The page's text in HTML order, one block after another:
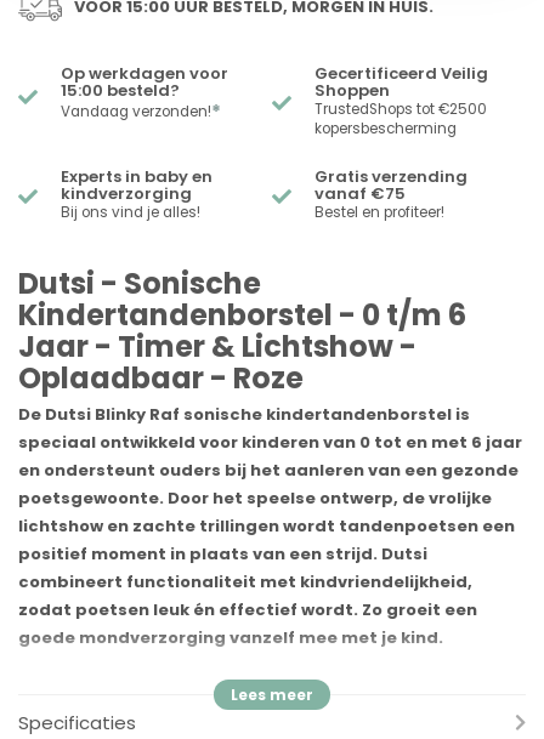
VOOR 15:00 UUR BESTELD, MORGEN IN HUIS.
Op werkdagen voor
15:00 besteld?
Vandaag verzonden!*
Gecertificeerd Veilig
Shoppen
TrustedShops tot €2500
kopersbescherming
Experts in baby en
kindverzorging
Bij ons vind je alles!
Gratis verzending
vanaf €75
Bestel en profiteer!
Dutsi - Sonische
Kindertandenborstel - 0 t/m 6
Jaar - Timer & Lichtshow -
Oplaadbaar - Roze
De Dutsi Blinky Raf sonische kindertandenborstel is
speciaal ontwikkeld voor kinderen van 0 tot en met 6 jaar
en ondersteunt ouders bij het aanleren van een gezonde
poetsgewoonte. Door het speelse ontwerp, de vrolijke
lichtshow en zachte trillingen wordt tandenpoetsen een
positief moment in plaats van een strijd. Dutsi
combineert functionaliteit met kindvriendelijkheid,
zodat poetsen leuk én effectief wordt. Zo groeit een
goede mondverzorging vanzelf mee met je kind.
Zachte sonische reiniging voor gevoelige kindertandjes
Specificaties